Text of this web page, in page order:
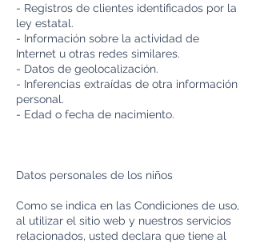
- Registros de clientes identificados por la
ley estatal.
- Información sobre la actividad de
Internet u otras redes similares.
- Datos de geolocalización.
- Inferencias extraídas de otra información
personal.
- Edad o fecha de nacimiento.
Datos personales de los niños
Como se indica en las Condiciones de uso,
al utilizar el sitio web y nuestros servicios
relacionados, usted declara que tiene al